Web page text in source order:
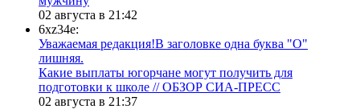
02 августа в 21:42
6xz34e:
Уважаемая редакция!В заголовке одна буква "О"
лишняя.
Какие выплаты югорчане могут получить для
подготовки к школе // ОБЗОР СИА-ПРЕСС
02 августа в 21:37